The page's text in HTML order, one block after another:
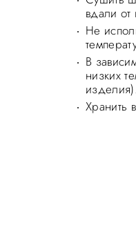
вдали
Не
В
низких
изделия).
Хранить